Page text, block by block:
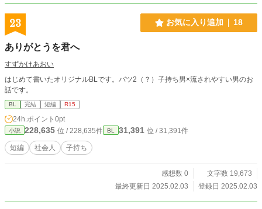
23 お気に入り追加 18
ありがとうを君へ
すずかけあおい
はじめて書いたオリジナルBLです。バツ2（？）子持ち男×流されやすい男のお
話です。
BL 完結 短編 R15
24h.ポイント 0pt
小説 228,635 位 / 228,635件 BL 31,391 位 / 31,391件
短編 社会人 子持ち
感想数 0
文字数 19,673
最終更新日 2025.02.03
登録日 2025.02.03